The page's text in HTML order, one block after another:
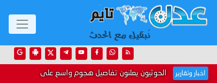
اخبار وتقارير الحوثيون يعلنون تفاصيل هجوم واسع على